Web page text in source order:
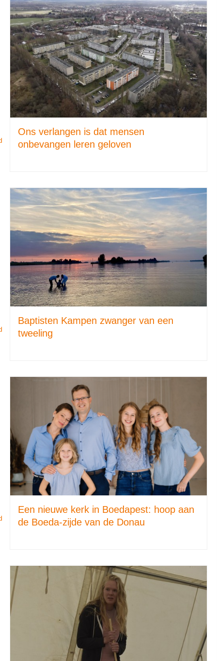
Ons verlangen is dat mensen
onbevangen leren geloven
Baptisten Kampen zwanger van een
tweeling
Een nieuwe kerk in Boedapest: hoop aan
de Boeda-zijde van de Donau